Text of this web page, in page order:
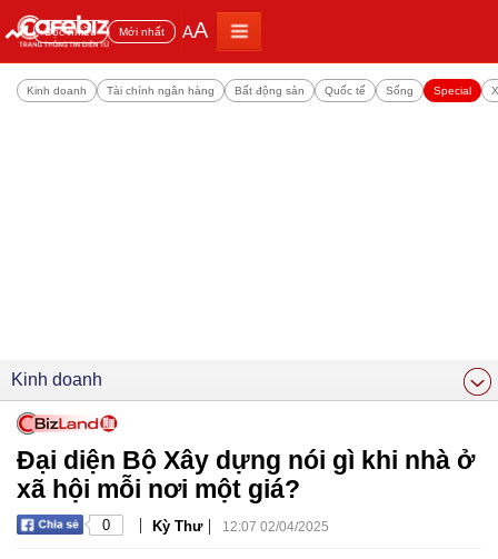
Đọc nhiều Mới nhất AA
Kinh doanh Tài chính ngân hàng Bất động sản Quốc tế Sống Special
Kinh doanh
Đại diện Bộ Xây dựng nói gì khi nhà ở
xã hội mỗi nơi một giá?
0 | Kỳ Thư | 12:07 02/04/2025